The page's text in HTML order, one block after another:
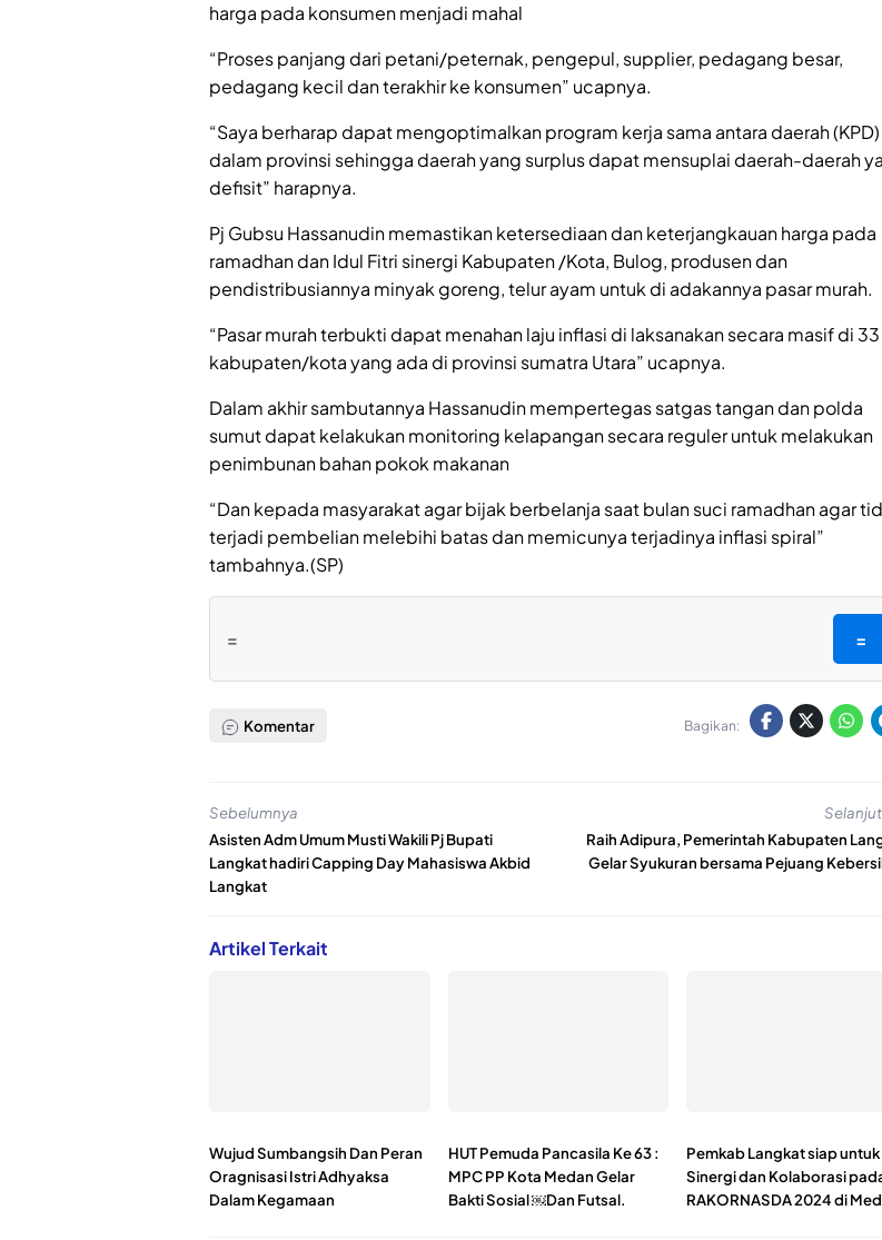
harga pada konsumen menjadi mahal
“Proses panjang dari petani/peternak, pengepul, supplier, pedagang besar,
pedagang kecil dan terakhir ke konsumen” ucapnya.
“Saya berharap dapat mengoptimalkan program kerja sama antara daerah
dalam provinsi sehingga daerah yang surplus dapat mensuplai daerah-daerah
defisit” harapnya.
Pj Gubsu Hassanudin memastikan ketersediaan dan keterjangkauan harga pada
ramadhan dan Idul Fitri sinergi Kabupaten /Kota, Bulog, produsen dan
pendistribusiannya minyak goreng, telur ayam untuk di adakannya pasar murah.
“Pasar murah terbukti dapat menahan laju inflasi di laksanakan secara masif di 33
kabupaten/kota yang ada di provinsi sumatra Utara” ucapnya.
Dalam akhir sambutannya Hassanudin mempertegas satgas tangan dan polda
sumut dapat kelakukan monitoring kelapangan secara reguler untuk melakukan
penimbunan bahan pokok makanan
“Dan kepada masyarakat agar bijak berbelanja saat bulan suci ramadhan agar
terjadi pembelian melebihi batas dan memicunya terjadinya inflasi spiral”
tambahnya.(SP)
= =
Komentar Bagikan:
Sebelumnya
Asisten Adm Umum Musti Wakili Pj Bupati
Langkat hadiri Capping Day Mahasiswa Akbid
Langkat
Raih Adipura, Pemerintah Kabupaten
Gelar Syukuran bersama Pejuang
Artikel Terkait
Wujud Sumbangsih Dan Peran
Oragnisasi Istri Adhyaksa
Dalam Kegamaan
HUT Pemuda Pancasila Ke 63 :
MPC PP Kota Medan Gelar
Bakti Sosial ￼Dan Futsal.
Pemkab Langkat siap untuk
Sinergi dan Kolaborasi
RAKORNASDA 2024 di